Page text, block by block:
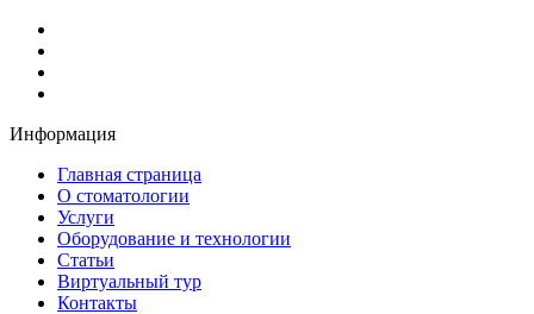
Информация
Главная страница
О стоматологии
Услуги
Оборудование и технологии
Статьи
Виртуальный тур
Контакты